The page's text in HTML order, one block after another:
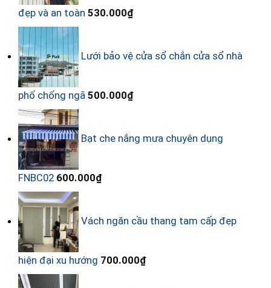
đẹp và an toàn 530.000₫
Lưới bảo vệ cửa sổ chắn cửa sổ nhà
phố chống ngã 500.000₫
Bạt che nắng mưa chuyên dụng
FNBC02 600.000₫
Vách ngăn cầu thang tam cấp đẹp
hiện đại xu hướng 700.000₫